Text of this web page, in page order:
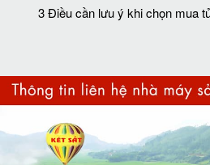
3 Điều cần lưu ý khi chọn mua